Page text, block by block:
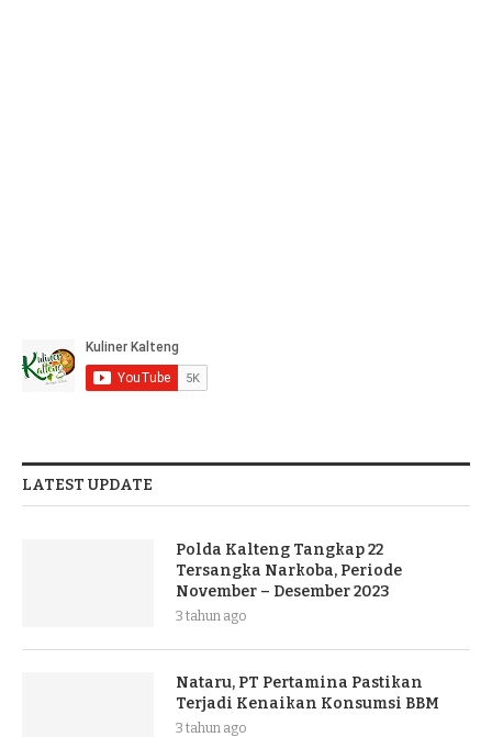
LATEST UPDATE
Polda Kalteng Tangkap 22
Tersangka Narkoba, Periode
November – Desember 2023
3 tahun ago
Nataru, PT Pertamina Pastikan
Terjadi Kenaikan Konsumsi BBM
3 tahun ago